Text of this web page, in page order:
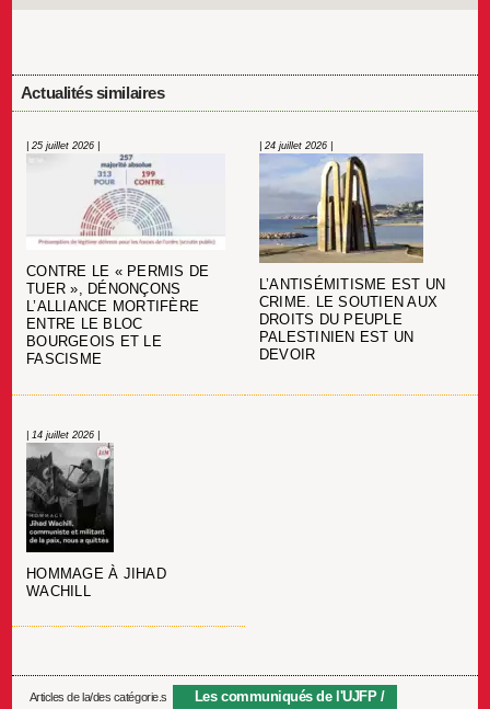
Actualités similaires
| 25 juillet 2026 |
CONTRE LE « PERMIS DE
TUER », DÉNONÇONS
L’ALLIANCE MORTIFÈRE
ENTRE LE BLOC
BOURGEOIS ET LE
FASCISME
| 24 juillet 2026 |
L’ANTISÉMITISME EST UN
CRIME. LE SOUTIEN AUX
DROITS DU PEUPLE
PALESTINIEN EST UN
DEVOIR
| 14 juillet 2026 |
HOMMAGE À JIHAD
WACHILL
Articles de la/des catégorie.s Les communiqués de l'UJFP